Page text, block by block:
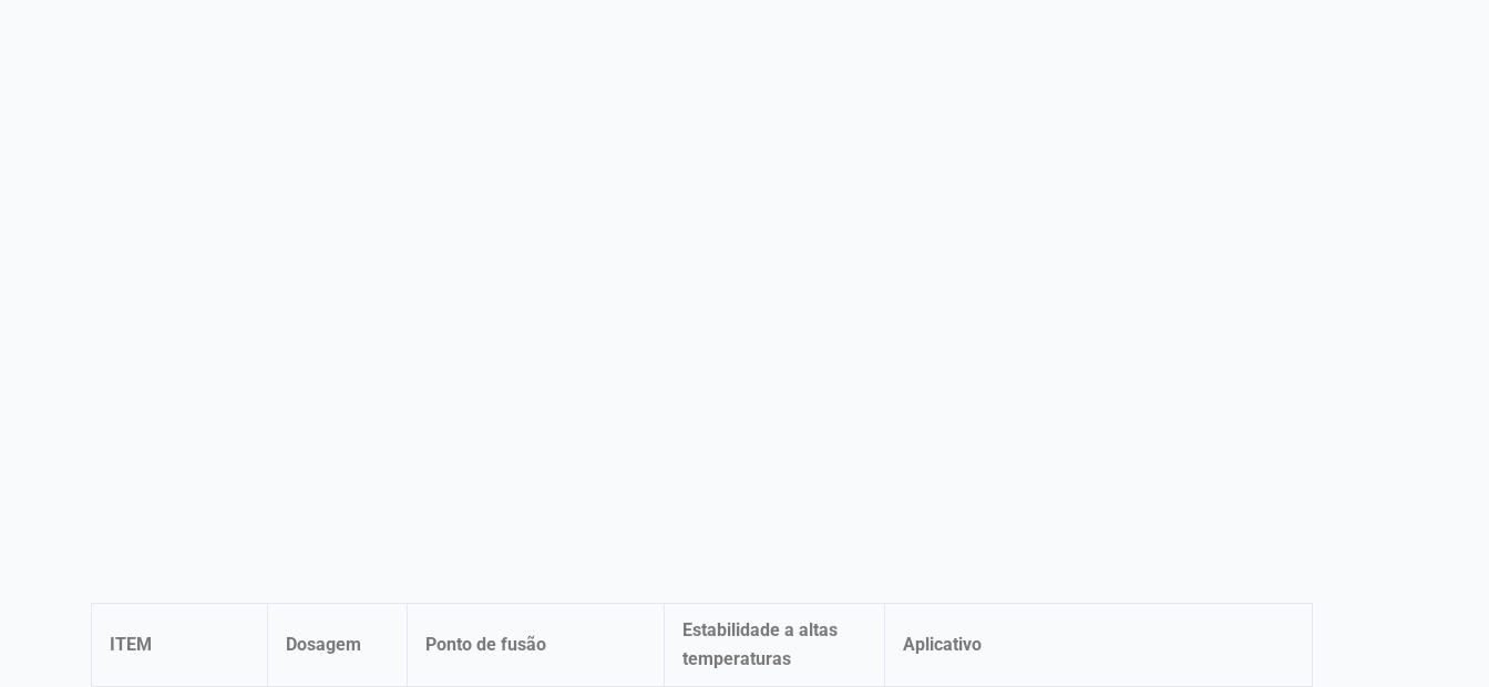
ITEM Dosagem Ponto de fusão
Estabilidade a altas
temperaturas
Aplicativo